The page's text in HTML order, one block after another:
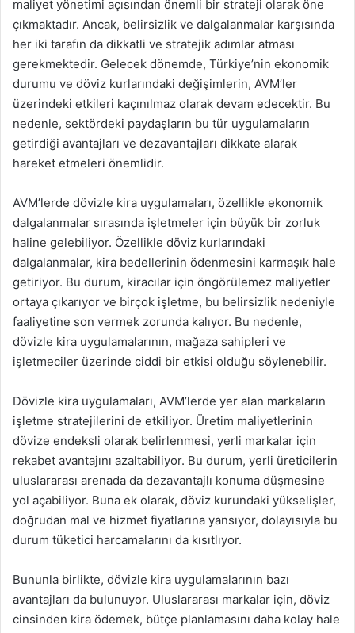
maliyet yönetimi açısından önemli bir strateji olarak öne
çıkmaktadır. Ancak, belirsizlik ve dalgalanmalar karşısında
her iki tarafın da dikkatli ve stratejik adımlar atması
gerekmektedir. Gelecek dönemde, Türkiye’nin ekonomik
durumu ve döviz kurlarındaki değişimlerin, AVM’ler
üzerindeki etkileri kaçınılmaz olarak devam edecektir. Bu
nedenle, sektördeki paydaşların bu tür uygulamaların
getirdiği avantajları ve dezavantajları dikkate alarak
hareket etmeleri önemlidir.
AVM’lerde dövizle kira uygulamaları, özellikle ekonomik
dalgalanmalar sırasında işletmeler için büyük bir zorluk
haline gelebiliyor. Özellikle döviz kurlarındaki
dalgalanmalar, kira bedellerinin ödenmesini karmaşık hale
getiriyor. Bu durum, kiracılar için öngörülemez maliyetler
ortaya çıkarıyor ve birçok işletme, bu belirsizlik nedeniyle
faaliyetine son vermek zorunda kalıyor. Bu nedenle,
dövizle kira uygulamalarının, mağaza sahipleri ve
işletmeciler üzerinde ciddi bir etkisi olduğu söylenebilir.
Dövizle kira uygulamaları, AVM’lerde yer alan markaların
işletme stratejilerini de etkiliyor. Üretim maliyetlerinin
dövize endeksli olarak belirlenmesi, yerli markalar için
rekabet avantajını azaltabiliyor. Bu durum, yerli üreticilerin
uluslararası arenada da dezavantajlı konuma düşmesine
yol açabiliyor. Buna ek olarak, döviz kurundaki yükselişler,
doğrudan mal ve hizmet fiyatlarına yansıyor, dolayısıyla bu
durum tüketici harcamalarını da kısıtlıyor.
Bununla birlikte, dövizle kira uygulamalarının bazı
avantajları da bulunuyor. Uluslararası markalar için, döviz
cinsinden kira ödemek, bütçe planlamasını daha kolay hale